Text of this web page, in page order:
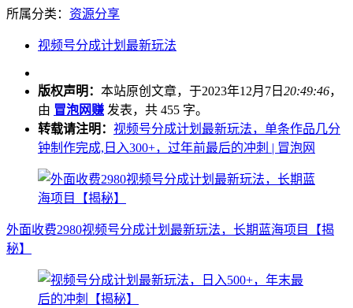
所属分类： 资源分享
视频号分成计划最新玩法
版权声明： 本站原创文章，于2023年12月7日 20:49:46，
由 冒泡网赚 发表，共 455 字。
转载请注明： 视频号分成计划最新玩法，单条作品几分
钟制作完成,日入300+，过年前最后的冲刺 | 冒泡网
外面收费2980视频号分成计划最新玩法，长期蓝海项目【揭
秘】